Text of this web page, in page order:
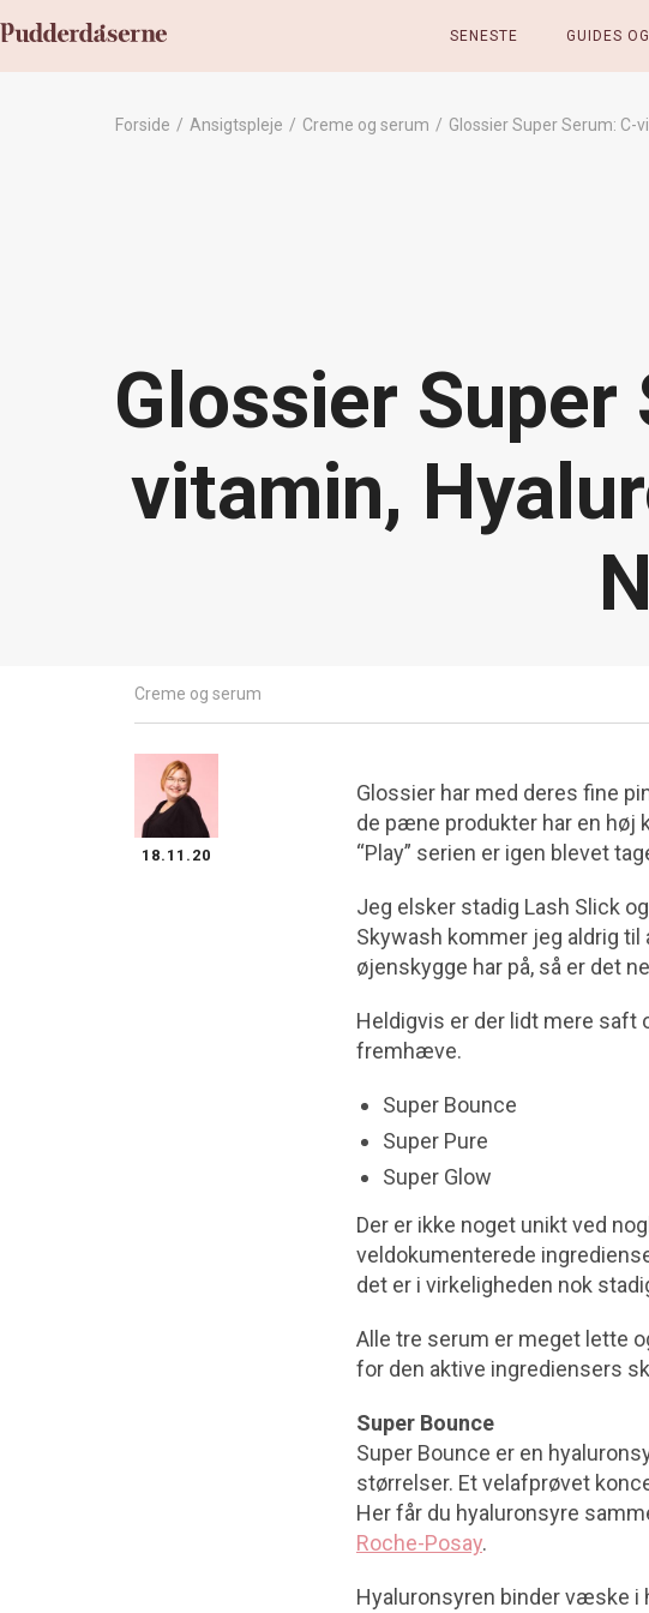
SENESTE GUIDES
Forside / Ansigtspleje / Creme og serum / Glossier Super Serum: C-
Glossier Super
vitamin,
Creme og serum
18.11.20
Glossier har med deres fine
de pæne produkter har en høj
“Play” serien er igen blevet
Jeg elsker stadig Lash Slick
Skywash kommer jeg aldrig
øjenskygge har på, så er det
Heldigvis er der lidt mere saft
fremhæve.
Super Bounce
Super Pure
Super Glow
Der er ikke noget unikt ved
veldokumenterede
det er i virkeligheden nok
Alle tre serum er meget lette
for den aktive ingrediensers
Super Bounce
Super Bounce er en
størrelser. Et velafprøvet
Her får du hyaluronsyre
Roche-Posay.
Hyaluronsyren binder væske i